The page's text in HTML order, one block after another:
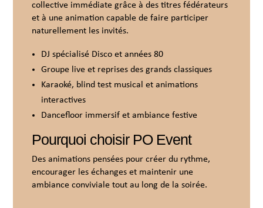
collective immédiate grâce à des titres fédérateurs
et à une animation capable de faire participer
naturellement les invités.
DJ spécialisé Disco et années 80
Groupe live et reprises des grands classiques
Karaoké, blind test musical et animations
interactives
Dancefloor immersif et ambiance festive
Pourquoi choisir PO Event
Des animations pensées pour créer du rythme,
encourager les échanges et maintenir une
ambiance conviviale tout au long de la soirée.